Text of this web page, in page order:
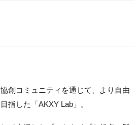
創コミュニティを通じて、より自由
指した「AKXY Lab」。